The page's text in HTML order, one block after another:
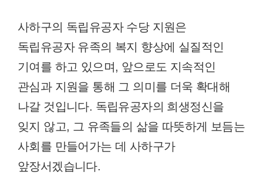
사하구의 독립유공자 수당 지원은
독립유공자 유족의 복지 향상에 실질적인
기여를 하고 있으며, 앞으로도 지속적인
관심과 지원을 통해 그 의미를 더욱 확대해
나갈 것입니다. 독립유공자의 희생정신을
잊지 않고, 그 유족들의 삶을 따뜻하게 보듬는
사회를 만들어가는 데 사하구가
앞장서겠습니다.